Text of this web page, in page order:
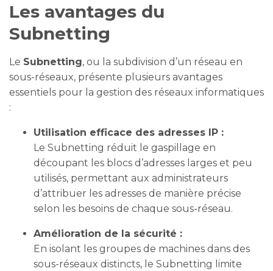
Les avantages du
Subnetting
Le Subnetting, ou la subdivision d’un réseau en
sous-réseaux, présente plusieurs avantages
essentiels pour la gestion des réseaux informatiques
:
Utilisation efficace des adresses IP :
Le Subnetting réduit le gaspillage en
découpant les blocs d’adresses larges et peu
utilisés, permettant aux administrateurs
d’attribuer les adresses de manière précise
selon les besoins de chaque sous-réseau.
Amélioration de la sécurité :
En isolant les groupes de machines dans des
sous-réseaux distincts, le Subnetting limite